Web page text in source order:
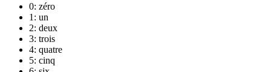
0: zéro
1: un
2: deux
3: trois
4: quatre
5: cinq